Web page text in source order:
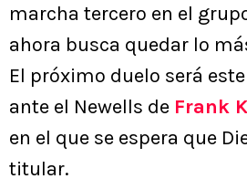
marcha tercero en el
ahora busca quedar lo
El próximo duelo será
ante el Newells de Frank
en el que se espera que
titular.